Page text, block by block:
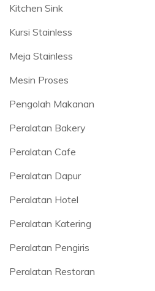
Kitchen Sink
Kursi Stainless
Meja Stainless
Mesin Proses
Pengolah Makanan
Peralatan Bakery
Peralatan Cafe
Peralatan Dapur
Peralatan Hotel
Peralatan Katering
Peralatan Pengiris
Peralatan Restoran